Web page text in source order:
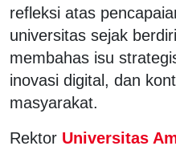
refleksi atas
universitas sejak
membahas isu
inovasi digital, dan
masyarakat.
Rektor Universitas